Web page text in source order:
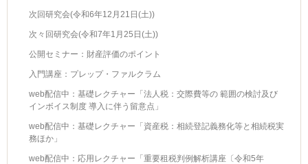
次回研究会(令和6年12月21日(土))
次々回研究会(令和7年1月25日(土))
公開セミナー：財産評価のポイント
入門講座：プレップ・ファルクラム
web配信中：基礎レクチャー「法人税：交際費等の 範囲の検討及び
インボイス制度 導入に伴う留意点」
web配信中：基礎レクチャー「資産税：相続登記義務化等と相続税実
務ほか」
web配信中：応用レクチャー「重要租税判例解析講座〔令和5年